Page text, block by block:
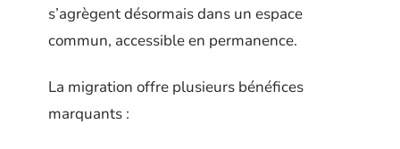
s’agrègent désormais dans un espace
commun, accessible en permanence.
La migration offre plusieurs bénéfices
marquants :